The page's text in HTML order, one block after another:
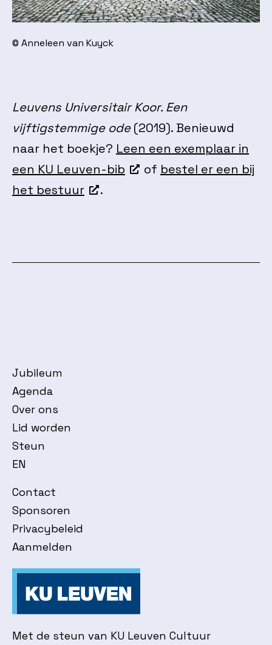
© Anneleen van Kuyck
Leuvens Universitair Koor. Een
vijftigstemmige ode(2019). Benieuwd
naar het boekje? Leen een exemplaar in
een KU Leuven-bib
of bestel er een bij
het bestuur
.
Jubileum
Agenda
Over ons
Lid worden
Steun
EN
Contact
Sponsoren
Privacybeleid
Aanmelden
Met de steun van KU Leuven Cultuur